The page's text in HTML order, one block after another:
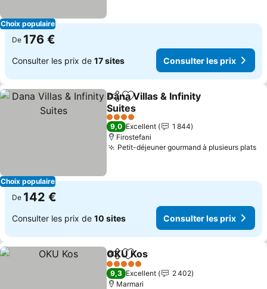
Choix populaire
De 176 €
Consulter les prix de 17 sites Consulter les prix
Choix populaire
PartagerAjouter à mes favoris
Dana Villas & Infinity
Suites
Consulter les prix
4 Étoiles
9,0 Excellent
1 844
Firostefani
Petit-déjeuner gourmand à plusieurs plats
De 142 €
Consulter les prix de 10 sites Consulter les prix
PartagerAjouter à mes favoris
OKU Kos
5 Étoiles
9,3 Excellent
2 402
Marmari